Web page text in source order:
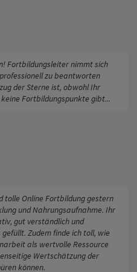
Fortbildungsleiter nimmt sich
zu beantworten
der Sterne ist, obwohl Ihr
Fortbildungspunkte gibt...
tolle Online Fortbildung gestern
und Nahrungsaufnahme. Ihr
gut verständlich und
Zudem finde ich toll, wie
als wertvolle Ressource
Wertschätzung der
können.